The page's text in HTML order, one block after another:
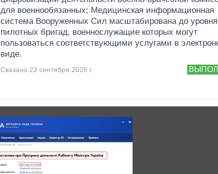
для военнообязанных; Медицинская информационная
система Вооруженных Сил масштабирована до уровня
пилотных бригад, военнослужащие которых могут
пользоваться соответствующими услугами в
виде.
Сказано 23 сентября 2025 г.